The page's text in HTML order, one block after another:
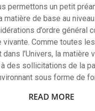
permettons un petit
matière de base au
d’ordre général
vivante. Comme toutes
dans l’Univers, la matière
des sollicitations de la
sous forme de
READ MORE